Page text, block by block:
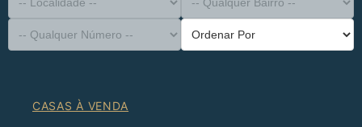
-- Tipo de Imóvel --
Distrito
-- Localidade --
-- Qualquer Bairro --
-- Qualquer Número --
Ordenar Por
CASAS À VENDA